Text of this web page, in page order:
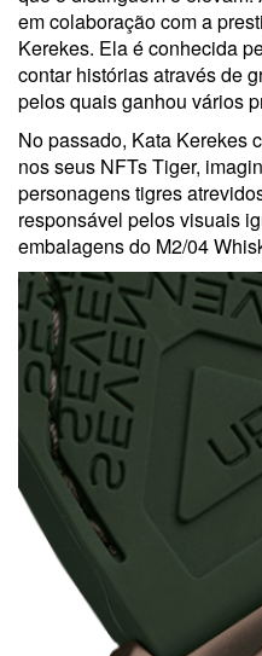
em colaboração com a
Kerekes. Ela é conhecida
contar histórias através de
pelos quais ganhou vários
No passado, Kata Kerekes
nos seus NFTs Tiger,
personagens tigres
responsável pelos visuais
embalagens do M2/04